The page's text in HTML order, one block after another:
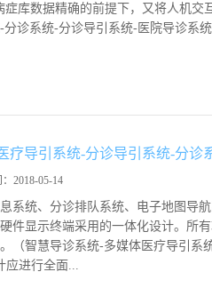
症库数据精确的前提下，又将人机
诊系统-分诊导引系统-医院导诊系
疗导引系统-分诊导引系统-分诊
2018-05-14
系统、分诊排队系统、电子地图导
件显示终端采用的一体化设计。所
（智慧导诊系统-多媒体医疗导引
进行全面...